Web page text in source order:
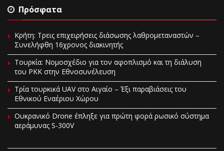
Πρόσφατα
Κρήτη: Τρεις επιχειρήσεις διάσωσης λαθρομεταναστών –
Συνελήφθη 16χρονος διακινητής
Τουρκία: Νομοσχέδιο για τον αφοπλισμό και τη διάλυση
του PKK στην Εθνοσυνέλευση
Τρία τουρκικά UAV στο Αιγαίο – Έξι παραβιάσεις του
Εθνικού Εναέριου Χώρου
Ουκρανικό Drone έπληξε για πρώτη φορά ρωσικό σύστημα
αεράμυνας S-300V